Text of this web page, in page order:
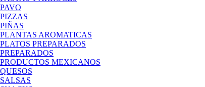
PAVO
PIZZAS
PIÑAS
PLANTAS AROMATICAS
PLATOS PREPARADOS
PREPARADOS
PRODUCTOS MEXICANOS
QUESOS
SALSAS